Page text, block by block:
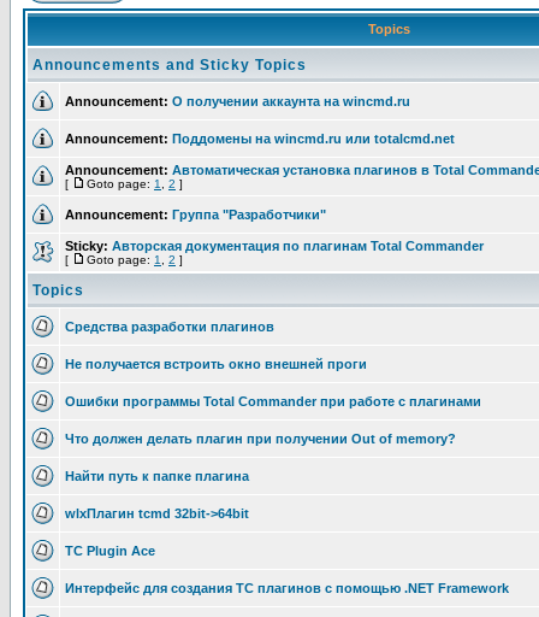
Topics
Announcements and Sticky Topics
Announcement: О получении аккаунта на wincmd.ru
Announcement: Поддомены на wincmd.ru или totalcmd.net
Announcement: Автоматическая установка плагинов в Total
[ Goto page: 1 2 ]
Announcement: Группа "Разработчики"
Sticky: Авторская документация по плагинам Total Commander
[ Goto page: 1 2 ]
Topics
Средства разработки плагинов
Не получается встроить окно внешней проги
Ошибки программы Total Commander при работе с плагинами
Что должен делать плагин при получении Out of memory?
Найти путь к папке плагина
wlxПлагин tcmd 32bit->64bit
TC Plugin Ace
Интерфейс для создания TC плагинов с помощью .NET Framework